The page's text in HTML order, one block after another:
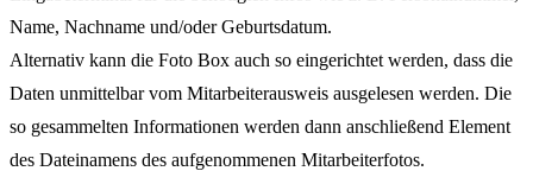
Name, Nachname und/oder Geburtsdatum.
Alternativ kann die Foto Box auch so eingerichtet werden, dass die
Daten unmittelbar vom Mitarbeiterausweis ausgelesen werden. Die
so gesammelten Informationen werden dann anschließend Element
des Dateinamens des aufgenommenen Mitarbeiterfotos.